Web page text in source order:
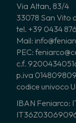
Via Altan, 83/4
33078 San Vito
tel. +39 0434
Mail:
PEC:
c.f.
p.iva
codice univoco
IBAN